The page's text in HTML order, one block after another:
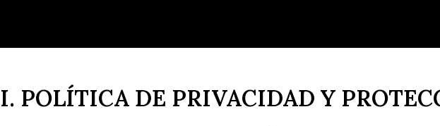
I. POLÍTICA DE PRIVACIDAD Y